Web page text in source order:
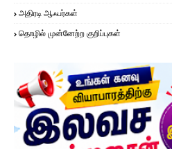
அதிரடி ஆஃபர்கள்
தொழில் முன்னேற்ற குறிப்புகள்